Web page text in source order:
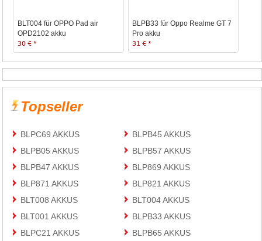
BLT004 für OPPO Pad air
OPD2102 akku
30 € *
BLPB33 für Oppo Realme GT 7
Pro akku
31 € *
Topseller
BLPC69 AKKUS
BLPB45 AKKUS
BLPB05 AKKUS
BLPB57 AKKUS
BLPB47 AKKUS
BLP869 AKKUS
BLP871 AKKUS
BLP821 AKKUS
BLT008 AKKUS
BLT004 AKKUS
BLT001 AKKUS
BLPB33 AKKUS
BLPC21 AKKUS
BLPB65 AKKUS